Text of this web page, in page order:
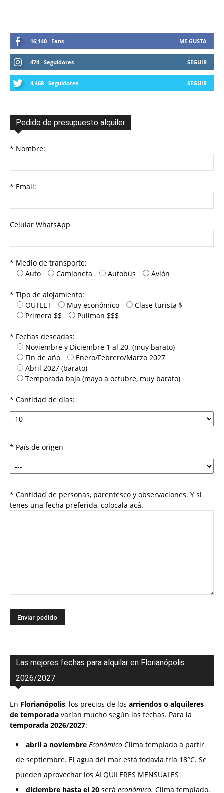
16,140 Fans ME GUSTA
474 Seguidores SEGUIR
4,468 Seguidores SEGUIR
Pedido de presupuesto alquiler
* Nombre:
* Email:
Celular WhatsApp
* Medio de transporte:
Auto
Camioneta Autobús Avión
* Tipo de alojamiento:
OUTLET
Muy económico
Clase turista $
Primera $$
Pullman $$$
* Fechas deseadas:
Noviembre y Diciembre 1 al 20. (muy barato)
Fin de año
Enero/Febrero/Marzo 2027
Abril 2027 (barato)
Temporada baja (mayo a octubre, muy barato)
* Cantidad de días:
* País de origen
* Cantidad de personas, parentesco y observaciones. Y si
tenes una fecha preferida, colocala acá.
Las mejores fechas para alquilar en Florianópolis
2026/2027
En Florianópolis, los precios de los arriendos o alquileres
de temporada varían mucho según las fechas. Para la
temporada 2026/2027:
abril a noviembre Económico Clima templado a partir
de septiembre. El agua del mar está todavia fría 18°C. Se
pueden aprovechar los ALQUILERES MENSUALES
diciembre hasta el 20 será económico. Clima templado.